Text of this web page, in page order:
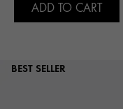
ADD TO CART
BEST SELLER